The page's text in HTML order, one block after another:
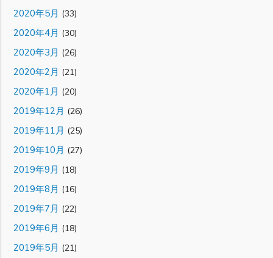
2020年5月 (33)
2020年4月 (30)
2020年3月 (26)
2020年2月 (21)
2020年1月 (20)
2019年12月 (26)
2019年11月 (25)
2019年10月 (27)
2019年9月 (18)
2019年8月 (16)
2019年7月 (22)
2019年6月 (18)
2019年5月 (21)